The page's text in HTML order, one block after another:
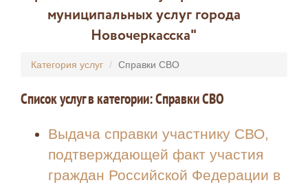
муниципальных услуг города
Новочеркасска"
Категория услуг Справки СВО
Список услуг в категории: Справки СВО
Выдача справки участнику СВО,
подтверждающей факт участия
граждан Российской Федерации в